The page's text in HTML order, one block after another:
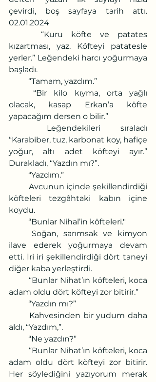
çevirdi, boş sayfaya tarih attı.
02.01.2024
kızartması, yaz. Köfteyi patatesle
yerler.” Leğendeki harcı yoğurmaya
başladı.
	“Tamam, yazdım.”
olacak, kasap Erkan’a köfte
yapacağım dersen o bilir.”
“Karabiber, tuz, karbonat koy, hafiçe
yoğur, altı adet köfteyi ayır.”
Durakladı, “Yazdın mı?”.
	“Yazdım.”
köfteleri tezgâhtaki kabın içine
koydu.
	“Bunlar Nihal’in köfteleri."
ilave ederek yoğurmaya devam
etti. İri iri şekillendirdiği dört taneyi
diğer kaba yerleştirdi.
adam oldu dört köfteyi zor bitirir.”
	“Yazdın mı?”
aldı, “Yazdım,”.
	“Ne yazdın?”
adam oldu dört köfteyi zor bitirir.
Her söylediğini yazıyorum merak